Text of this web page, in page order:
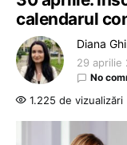
calendarul
Diana
29 aprilie
No
1.225 de vizualizări